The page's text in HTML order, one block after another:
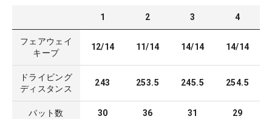
1 2 3 4
フェアウェイ
キープ
12/14 11/14 14/14 14/14
ドライビング
ディスタンス
243 253.5 245.5 254.5
パット数 30 36 31 29